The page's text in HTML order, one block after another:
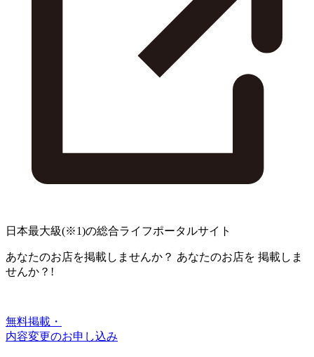
日本最大級(※1)の総合ライフポータルサイト
あなたのお店を掲載しませんか？ あなたのお店を 掲載しま
せんか？!
無料掲載・
内容変更のお申し込み